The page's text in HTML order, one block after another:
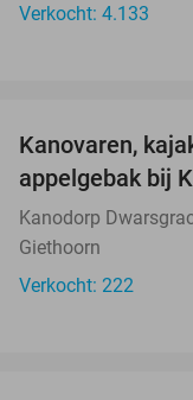
Verkocht: 4.133
Kanovaren,
appelgebak bij
Kanodorp
Giethoorn
Verkocht: 222